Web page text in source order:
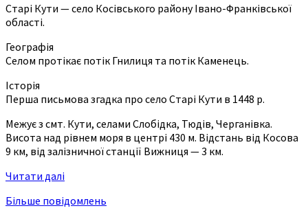
Старі Кути — село Косівського району Івано-Франківської
області.
Географія
Селом протікає потік Гнилиця та потік Каменець.
Історія
Перша письмова згадка про село Старі Кути в 1448 р.
Межує з смт. Кути, селами Слобідка, Тюдів, Черганівка.
Висота над рівнем моря в центрі 430 м. Відстань від Косова
9 км, від залізничної станції Вижниця — 3 км.
Читати далі
Більше повідомлень